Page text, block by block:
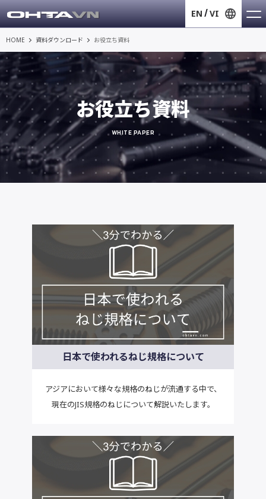
EN VI
HOME 資料ダウンロード お役立ち資料
お役立ち資料
WHITE PAPER
日本で使われるねじ規格について
アジアにおいて様々な規格のねじが流通する中で、
現在のJIS規格のねじについて解説いたします。